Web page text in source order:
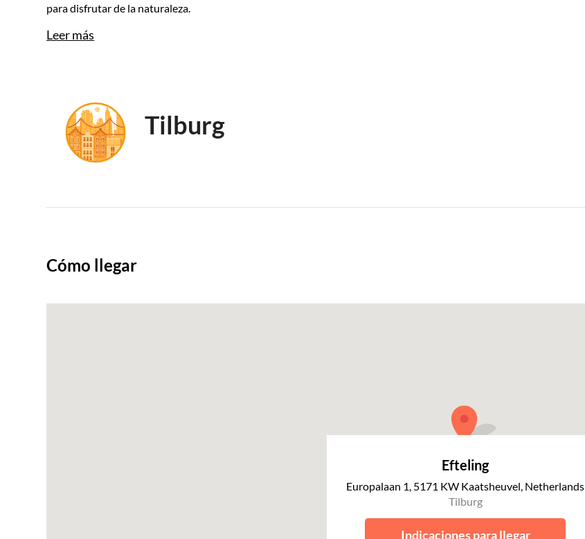
para disfrutar de la naturaleza.
Leer más
Tilburg
Cómo llegar
Efteling
Europalaan 1, 5171 KW Kaatsheuvel, Netherlands
Tilburg
Indicaciones para llegar